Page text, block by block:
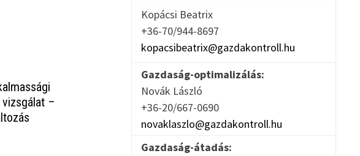
–
Kopácsi Beatrix
+36-70/944-8697
kopacsibeatrix@gazdakontroll.hu
Gazdaság-optimalizálás:
Novák László
+36-20/667-0690
novaklaszlo@gazdakontroll.hu
Gazdaság-átadás: